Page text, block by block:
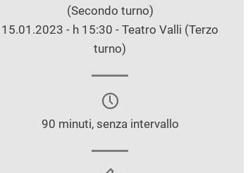
(Secondo turno)
15.01.2023 - h 15:30 - Teatro Valli (Terzo
turno)
90 minuti, senza intervallo